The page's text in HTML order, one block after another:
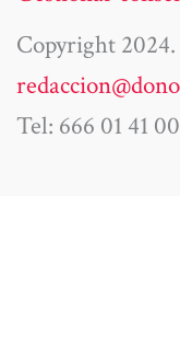
Copyright
Tel: 666 01 41 00